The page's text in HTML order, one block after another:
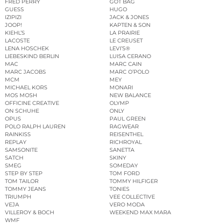
GUESS
HUGO
IZIPIZI
JACK & JONES
JOOP!
KAPTEN & SON
KIEHL’S
LA PRAIRIE
LACOSTE
LE CREUSET
LENA HOSCHEK
LEVI’S®
LIEBESKIND BERLIN
LUISA CERANO
MAC
MARC CAIN
MARC JACOBS
MARC O’POLO
MCM
MEY
MICHAEL KORS
MONARI
MOS MOSH
NEW BALANCE
OFFICINE CREATIVE
OLYMP
ON SCHUHE
ONLY
OPUS
PAUL GREEN
POLO RALPH LAUREN
RAGWEAR
RAINKISS
REISENTHEL
REPLAY
RICHROYAL
SAMSONITE
SANETTA
SATCH
SKINY
SMEG
SOMEDAY
STEP BY STEP
TOM FORD
TOM TAILOR
TOMMY HILFIGER
TOMMY JEANS
TONIES
TRIUMPH
VEE COLLECTIVE
VEJA
VERO MODA
VILLEROY & BOCH
WEEKEND MAX MARA
WMF